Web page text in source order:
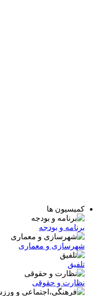
کمیسیون ها
برنامه و بودجه
شهرسازی و معماری
تلفیق
نظارت و حقوقی